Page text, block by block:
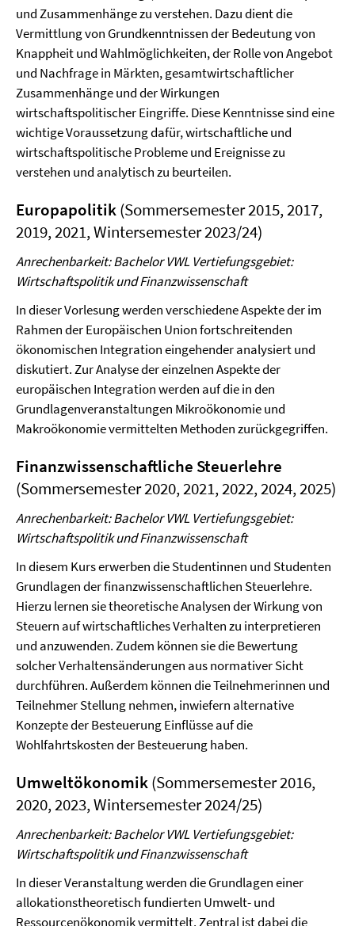
und Zusammenhänge zu verstehen. Dazu dient die
Vermittlung von Grundkenntnissen der Bedeutung von
Knappheit und Wahlmöglichkeiten, der Rolle von Angebot
und Nachfrage in Märkten, gesamtwirtschaftlicher
Zusammenhänge und der Wirkungen
wirtschaftspolitischer Eingriffe. Diese Kenntnisse sind eine
wichtige Voraussetzung dafür, wirtschaftliche und
wirtschaftspolitische Probleme und Ereignisse zu
verstehen und analytisch zu beurteilen.
Europapolitik(Sommersemester 2015, 2017,
2019, 2021, Wintersemester 2023/24)
Anrechenbarkeit: Bachelor VWL Vertiefungsgebiet:
Wirtschaftspolitik und Finanzwissenschaft
In dieser Vorlesung werden verschiedene Aspekte der im
Rahmen der Europäischen Union fortschreitenden
ökonomischen Integration eingehender analysiert und
diskutiert. Zur Analyse der einzelnen Aspekte der
europäischen Integration werden auf die in den
Grundlagenveranstaltungen Mikroökonomie und
Makroökonomie vermittelten Methoden zurückgegriffen.
Finanzwissenschaftliche Steuerlehre
(Sommersemester 2020, 2021, 2022, 2024, 2025)
Anrechenbarkeit: Bachelor VWL Vertiefungsgebiet:
Wirtschaftspolitik und Finanzwissenschaft
In diesem Kurs erwerben die Studentinnen und Studenten
Grundlagen der finanzwissenschaftlichen Steuerlehre.
Hierzu lernen sie theoretische Analysen der Wirkung von
Steuern auf wirtschaftliches Verhalten zu interpretieren
und anzuwenden. Zudem können sie die Bewertung
solcher Verhaltensänderungen aus normativer Sicht
durchführen. Außerdem können die Teilnehmerinnen und
Teilnehmer Stellung nehmen, inwiefern alternative
Konzepte der Besteuerung Einflüsse auf die
Wohlfahrtskosten der Besteuerung haben.
Umweltökonomik(Sommersemester 2016,
2020, 2023, Wintersemester 2024/25)
Anrechenbarkeit: Bachelor VWL Vertiefungsgebiet:
Wirtschaftspolitik und Finanzwissenschaft
In dieser Veranstaltung werden die Grundlagen einer
allokationstheoretisch fundierten Umwelt- und
Ressourcenökonomik vermittelt. Zentral ist dabei die